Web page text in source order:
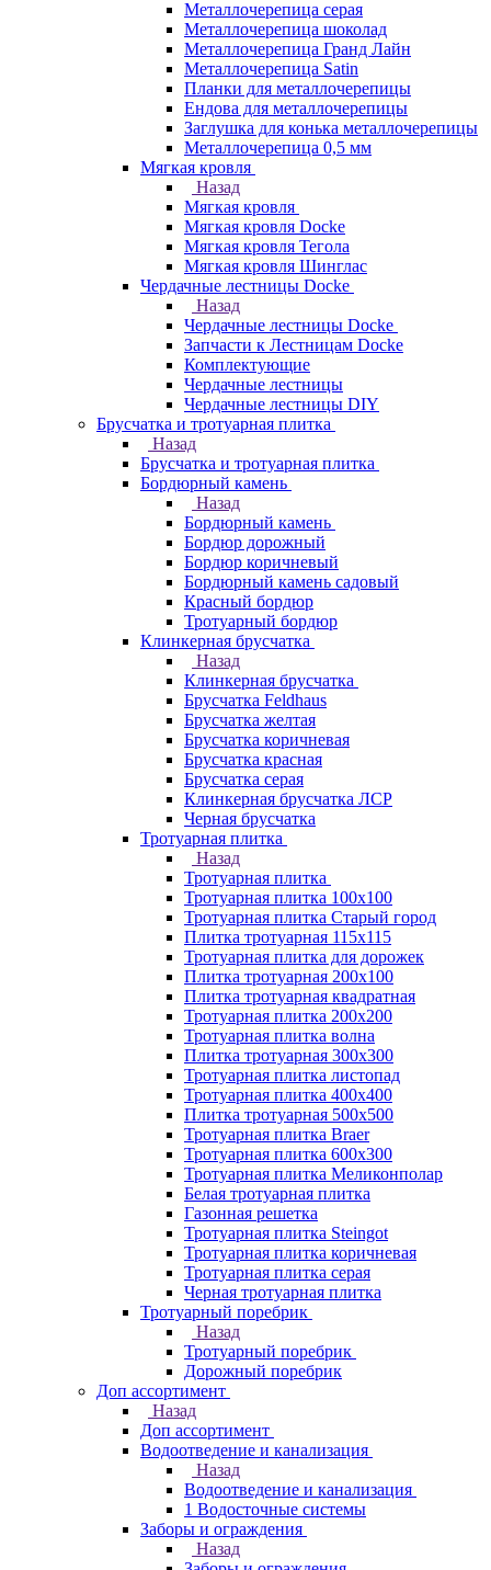
Металлочерепица серая
Металлочерепица шоколад
Металлочерепица Гранд Лайн
Металлочерепица Satin
Планки для металлочерепицы
Ендова для металлочерепицы
Заглушка для конька металлочерепицы
Металлочерепица 0,5 мм
Мягкая кровля
Назад
Мягкая кровля
Мягкая кровля Docke
Мягкая кровля Тегола
Мягкая кровля Шинглас
Чердачные лестницы Docke
Назад
Чердачные лестницы Docke
Запчасти к Лестницам Docke
Комплектующие
Чердачные лестницы
Чердачные лестницы DIY
Брусчатка и тротуарная плитка
Назад
Брусчатка и тротуарная плитка
Бордюрный камень
Назад
Бордюрный камень
Бордюр дорожный
Бордюр коричневый
Бордюрный камень садовый
Красный бордюр
Тротуарный бордюр
Клинкерная брусчатка
Назад
Клинкерная брусчатка
Брусчатка Feldhaus
Брусчатка желтая
Брусчатка коричневая
Брусчатка красная
Брусчатка серая
Клинкерная брусчатка ЛСР
Черная брусчатка
Тротуарная плитка
Назад
Тротуарная плитка
Тротуарная плитка 100x100
Тротуарная плитка Старый город
Плитка тротуарная 115x115
Тротуарная плитка для дорожек
Плитка тротуарная 200х100
Плитка тротуарная квадратная
Тротуарная плитка 200х200
Тротуарная плитка волна
Плитка тротуарная 300х300
Тротуарная плитка листопад
Тротуарная плитка 400х400
Плитка тротуарная 500x500
Тротуарная плитка Braer
Тротуарная плитка 600х300
Тротуарная плитка Меликонполар
Белая тротуарная плитка
Газонная решетка
Тротуарная плитка Steingot
Тротуарная плитка коричневая
Тротуарная плитка серая
Черная тротуарная плитка
Тротуарный поребрик
Назад
Тротуарный поребрик
Дорожный поребрик
Доп ассортимент
Назад
Доп ассортимент
Водоотведение и канализация
Назад
Водоотведение и канализация
1 Водосточные системы
Заборы и ограждения
Назад